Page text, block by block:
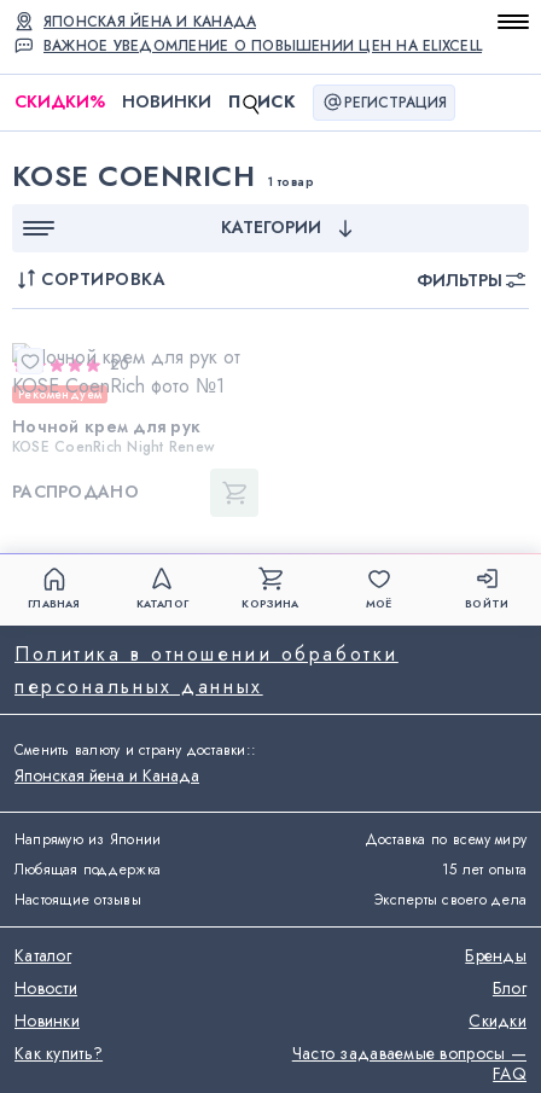
ВАЖНОЕ УВЕДОМЛЕНИЕ О ПОВЫШЕНИИ ЦЕН НА ELIXCELL
ЯПОНСКАЯ ЙЕНА И КАНАДА
СКИДКИ% НОВИНКИ П ИСК РЕГИСТРАЦИЯ
KOSE COENRICH 1 товар
КАТЕГОРИИ
СОРТИРОВКА ФИЛЬТРЫ
20
Рекомендуем
Ночной крем для рук
KOSE CoenRich Night Renew
РАСПРОДАНО
ГЛАВНАЯ КАТАЛОГ КОРЗИНА МОЁ ВОЙТИ
Напрямую из Японии
Доставка по всему миру
Любящая поддержка
15 лет опыта
Настоящие отзывы
Эксперты своего дела
Политика в отношении обработки
персональных данных
Каталог
Бренды
Новости
Блог
Новинки
Скидки
Как купить?
Часто задаваемые вопросы —
FAQ
Сменить валюту и страну доставки::
Японская йена и Канада